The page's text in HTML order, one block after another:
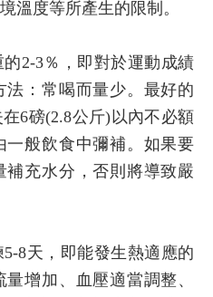
溫度等所產生的限制。
2-3％，即對於運動成績
：常喝而量少。最好的
6磅(2.8公斤)以內不必額
般飲食中彌補。如果要
充水分，否則將導致嚴
8天，即能發生熱適應的
增加、血壓適當調整、